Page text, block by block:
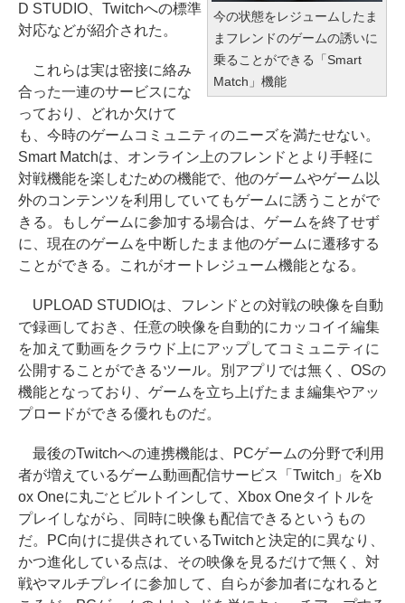
今の状態をレジュームしたま
まフレンドのゲームの誘いに
乗ることができる「Smart
Match」機能
D STUDIO、Twitchへの標準
対応などが紹介された。
これらは実は密接に絡み
合った一連のサービスにな
っており、どれか欠けて
も、今時のゲームコミュニティのニーズを満たせない。
Smart Matchは、オンライン上のフレンドとより手軽に
対戦機能を楽しむための機能で、他のゲームやゲーム以
外のコンテンツを利用していてもゲームに誘うことがで
きる。もしゲームに参加する場合は、ゲームを終了せず
に、現在のゲームを中断したまま他のゲームに遷移する
ことができる。これがオートレジューム機能となる。
UPLOAD STUDIOは、フレンドとの対戦の映像を自動
で録画しておき、任意の映像を自動的にカッコイイ編集
を加えて動画をクラウド上にアップしてコミュニティに
公開することができるツール。別アプリでは無く、OSの
機能となっており、ゲームを立ち上げたまま編集やアッ
プロードができる優れものだ。
最後のTwitchへの連携機能は、PCゲームの分野で利用
者が増えているゲーム動画配信サービス「Twitch」をXb
ox Oneに丸ごとビルトインして、Xbox Oneタイトルを
プレイしながら、同時に映像も配信できるというもの
だ。PC向けに提供されているTwitchと決定的に異なり、
かつ進化している点は、その映像を見るだけで無く、対
戦やマルチプレイに参加して、自らが参加者になれると